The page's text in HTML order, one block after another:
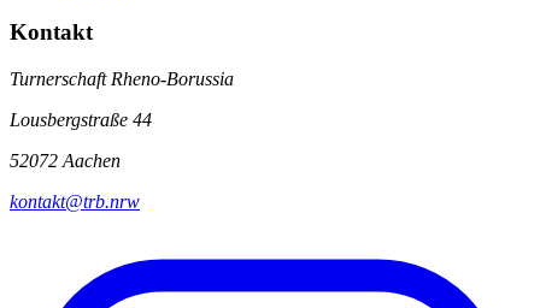
Kontakt
Turnerschaft Rheno-Borussia
Lousbergstraße 44
52072 Aachen
kontakt@trb.nrw